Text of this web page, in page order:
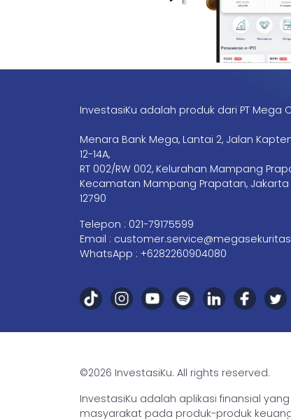
InvestasiKu adalah produk dari PT Mega
Menara Bank Mega, Lantai 2, Jalan
12-14A,
RT 002/RW 002, Kelurahan Mampang
Kecamatan Mampang Prapatan, Jakarta
12790
Telepon : 021-79175599
Email :
WhatsApp : +6282260904080
©2026 InvestasiKu. All rights reserved.
InvestasiKu adalah aplikasi finansial
masyarakat pada produk-produk